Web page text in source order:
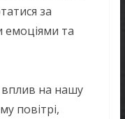
за
емоціями та
на нашу
повітрі,